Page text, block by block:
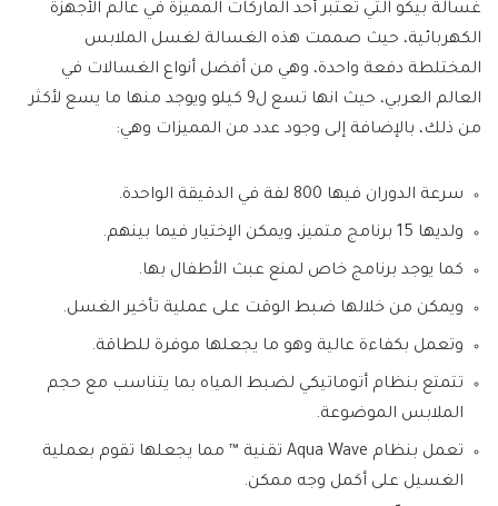
غسالة بيكو التي تعتبر أحد الماركات المميزة في عالم الأجهزة
الكهربائية، حيث صممت هذه الغسالة لغسل الملابس
المختلطة دفعة واحدة، وهي من أفضل أنواع الغسالات في
العالم العربي، حيث انها تسع ل9 كيلو ويوجد منها ما يسع لأكثر
من ذلك، بالإضافة إلى وجود عدد من المميزات وهي:
سرعة الدوران فيها 800 لفة في الدقيقة الواحدة.
ولديها 15 برنامج متميز، ويمكن الإختيار فيما بينهم.
كما يوجد برنامج خاص لمنع عبث الأطفال بها.
ويمكن من خلالها ضبط الوقت على عملية تأخير الغسل.
وتعمل بكفاءة عالية وهو ما يجعلها موفرة للطاقة.
تتمتع بنظام أتوماتيكي لضبط المياه بما يتناسب مع حجم
الملابس الموضوعة.
تعمل بنظام Aqua Wave تقنية ™ مما يجعلها تقوم بعملية
الغسيل على أكمل وجه ممكن.